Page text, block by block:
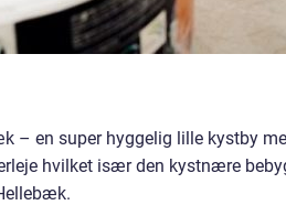
– en super hyggelig lille kystby
hvilket især den kystnære